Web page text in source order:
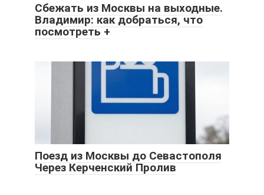
Сбежать из Москвы на выходные.
Владимир: как добраться, что
посмотреть +
Поезд из Москвы до Севастополя
Через Керченский Пролив